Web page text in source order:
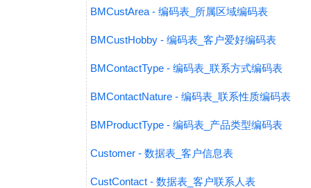
BMCustArea - 编码表_所属区域编码表
BMCustHobby - 编码表_客户爱好编码表
BMContactType - 编码表_联系方式编码表
BMContactNature - 编码表_联系性质编码表
BMProductType - 编码表_产品类型编码表
Customer - 数据表_客户信息表
CustContact - 数据表_客户联系人表